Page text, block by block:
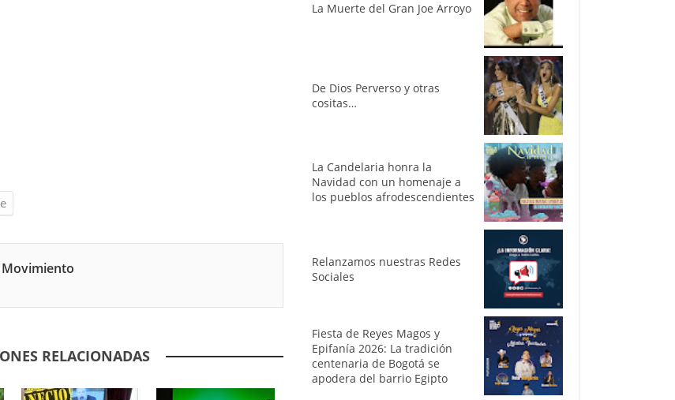
Movimiento
RELACIONADAS
La Muerte del Gran Joe Arroyo
De Dios Perverso y otras
cositas…
La Candelaria honra la
Navidad con un homenaje a
los pueblos afrodescendientes
Relanzamos nuestras Redes
Sociales
Fiesta de Reyes Magos y
Epifanía 2026: La tradición
centenaria de Bogotá se
apodera del barrio Egipto